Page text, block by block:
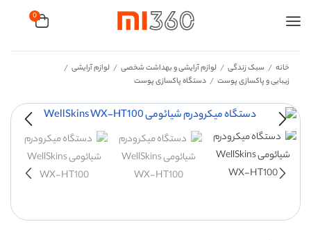
0
خانه / سبک زندگی / لوازم آرایشی و بهداشت شخصی / لوازم آرایشی /
زیبایی و پاکسازی پوست / دستگاه پاکسازی پوست